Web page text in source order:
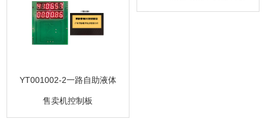
YT001002-2一路自助液体
售卖机控制板